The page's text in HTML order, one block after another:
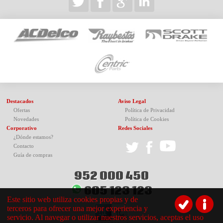
Destacados
Ofertas
Novedades
Corporativo
¿Dónde estamos?
Contacto
Guía de compras
Aviso Legal
Política de Privacidad
Política de Cookies
Redes Sociales
952 000 450
605 123 123
Este sitio web utiliza cookies propias y de
terceros para ofrecer una mejor experiencia y
servicio. Al navegar o utilizar nuestros servicios, aceptas el uso